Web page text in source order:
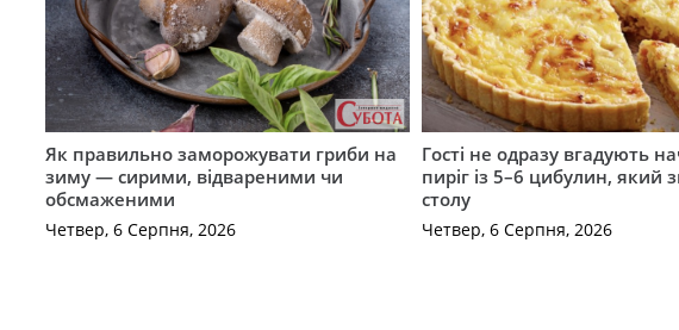
Як правильно заморожувати гриби на
зиму — сирими, відвареними чи
обсмаженими
Четвер, 6 Серпня, 2026
Гості не одразу вгадують
пиріг із 5–6 цибулин, який
столу
Четвер, 6 Серпня, 2026